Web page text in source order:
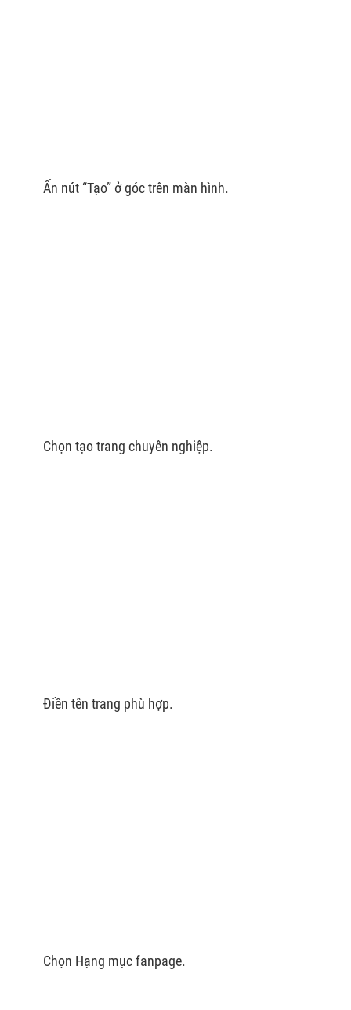
Ấn nút “Tạo” ở góc trên màn hình.
Chọn tạo trang chuyên nghiệp.
Điền tên trang phù hợp.
Chọn Hạng mục fanpage.